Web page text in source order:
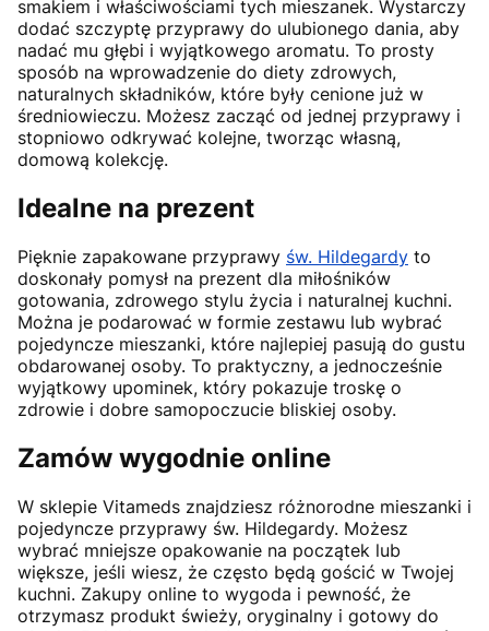
smakiem i właściwościami tych mieszanek. Wystarczy
dodać szczyptę przyprawy do ulubionego dania, aby
nadać mu głębi i wyjątkowego aromatu. To prosty
sposób na wprowadzenie do diety zdrowych,
naturalnych składników, które były cenione już w
średniowieczu. Możesz zacząć od jednej przyprawy i
stopniowo odkrywać kolejne, tworząc własną,
domową kolekcję.
Idealne na prezent
Pięknie zapakowane przyprawy św. Hildegardy to
doskonały pomysł na prezent dla miłośników
gotowania, zdrowego stylu życia i naturalnej kuchni.
Można je podarować w formie zestawu lub wybrać
pojedyncze mieszanki, które najlepiej pasują do gustu
obdarowanej osoby. To praktyczny, a jednocześnie
wyjątkowy upominek, który pokazuje troskę o
zdrowie i dobre samopoczucie bliskiej osoby.
Zamów wygodnie online
W sklepie Vitameds znajdziesz różnorodne mieszanki i
pojedyncze przyprawy św. Hildegardy. Możesz
wybrać mniejsze opakowanie na początek lub
większe, jeśli wiesz, że często będą gościć w Twojej
kuchni. Zakupy online to wygoda i pewność, że
otrzymasz produkt świeży, oryginalny i gotowy do